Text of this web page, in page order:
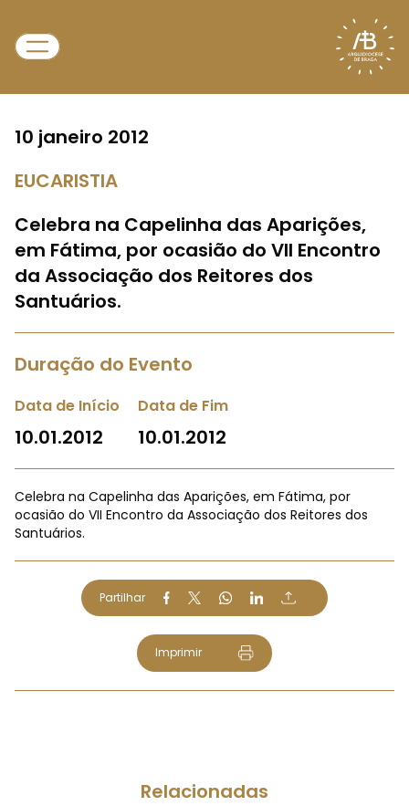
10 janeiro 2012
EUCARISTIA
Celebra na Capelinha das Aparições,
em Fátima, por ocasião do VII Encontro
da Associação dos Reitores dos
Santuários.
Duração do Evento
Data de Início
10.01.2012
Data de Fim
10.01.2012
Celebra na Capelinha das Aparições, em Fátima, por
ocasião do VII Encontro da Associação dos Reitores dos
Santuários.
Partilhar
Imprimir
Relacionadas